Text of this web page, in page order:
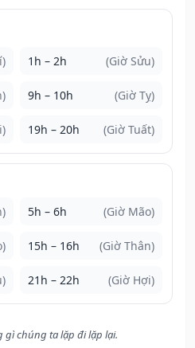
1h – 2h (Giờ Sửu)
9h – 10h (Giờ Tỵ)
19h – 20h (Giờ Tuất)
5h – 6h (Giờ Mão)
15h – 16h (Giờ Thân)
21h – 22h (Giờ Hợi)
gì chúng ta lặp đi lặp lại.